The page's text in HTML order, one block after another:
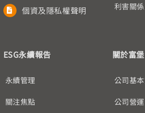
個資及隱私權聲明 利害關
ESG永續報告
永續管理
關注焦點
關於富堡
公司基
公司營運